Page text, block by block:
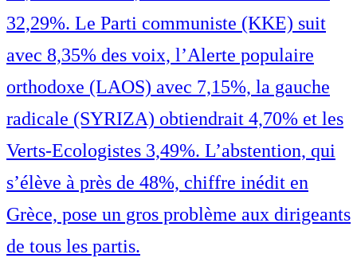
32,29%. Le Parti communiste (KKE) suit
avec 8,35% des voix, l’Alerte populaire
orthodoxe (LAOS) avec 7,15%, la gauche
radicale (SYRIZA) obtiendrait 4,70% et les
Verts-Ecologistes 3,49%. L’abstention, qui
s’élève à près de 48%, chiffre inédit en
Grèce, pose un gros problème aux dirigeants
de tous les partis.